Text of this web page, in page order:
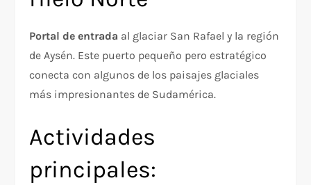
Portal de entrada al glaciar San Rafael y la región
de Aysén. Este puerto pequeño pero estratégico
conecta con algunos de los paisajes glaciales
más impresionantes de Sudamérica.
Actividades
principales: